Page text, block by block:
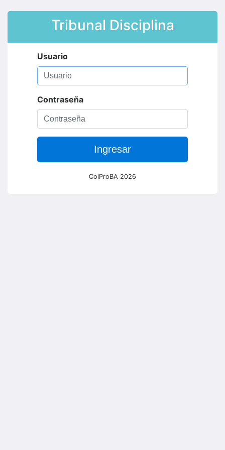
Tribunal Disciplina
Usuario
Contraseña
Ingresar
ColProBA 2026